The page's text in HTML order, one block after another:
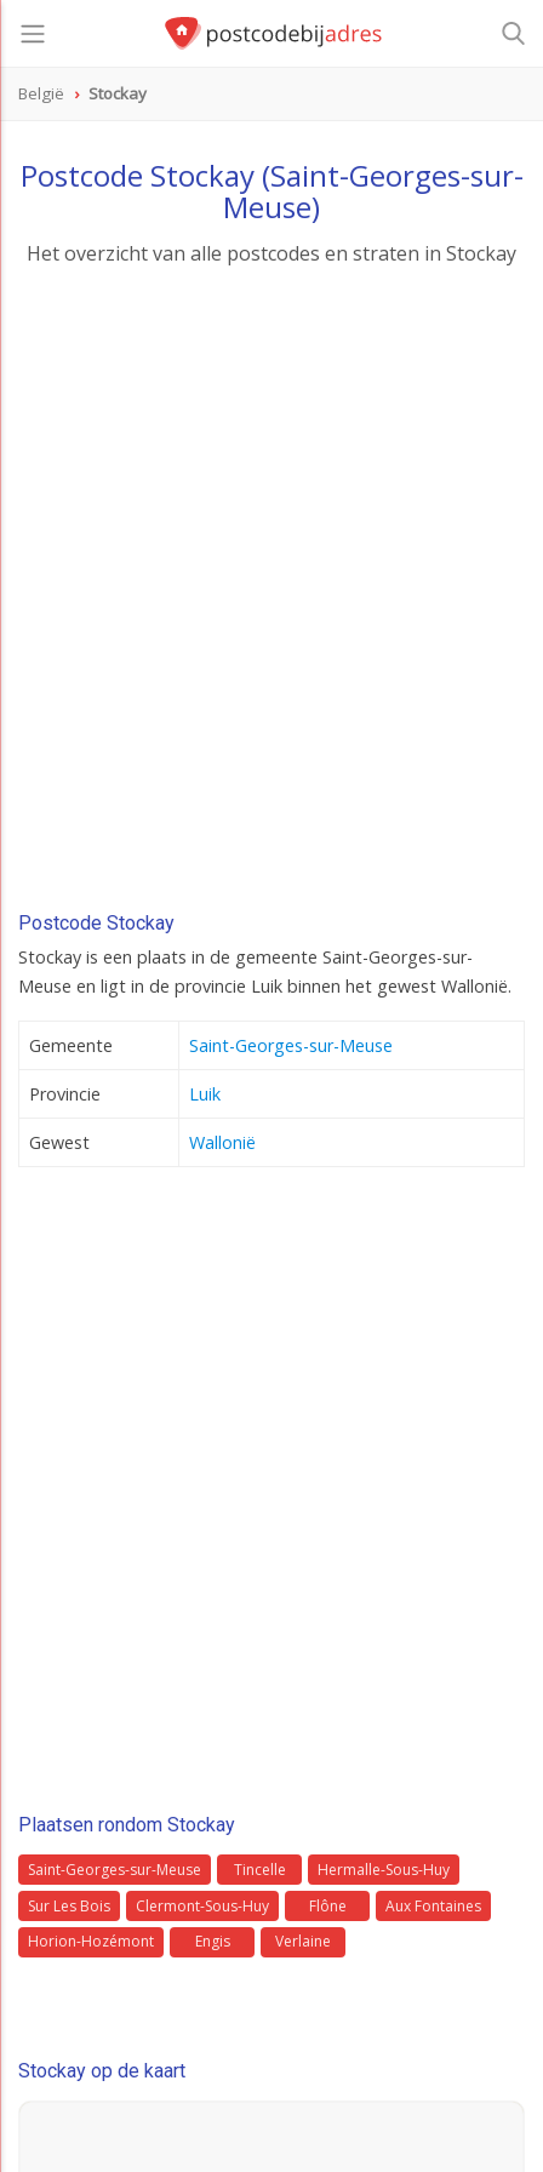
België Stockay
Postcode Stockay (Saint-Georges-sur-
Meuse)
Het overzicht van alle postcodes en straten in Stockay
Postcode Stockay
Stockay is een plaats in de gemeente Saint-Georges-sur-
Meuse en ligt in de provincie Luik binnen het gewest Wallonië.
Gemeente Saint-Georges-sur-Meuse
Provincie Luik
Gewest Wallonië
Plaatsen rondom Stockay
Saint-Georges-sur-Meuse Tincelle
Hermalle-Sous-Huy
Sur Les Bois
Clermont-Sous-Huy Flône
Aux Fontaines
Horion-Hozémont
Engis Verlaine
Stockay op de kaart